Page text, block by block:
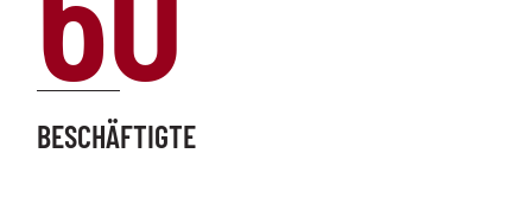
BESCHÄFTIGTE